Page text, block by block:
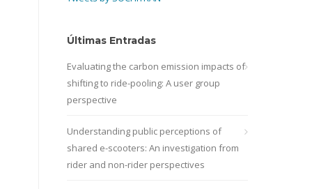
Últimas Entradas
Evaluating the carbon emission impacts of
shifting to ride-pooling: A user group
perspective
Understanding public perceptions of
shared e-scooters: An investigation from
rider and non-rider perspectives